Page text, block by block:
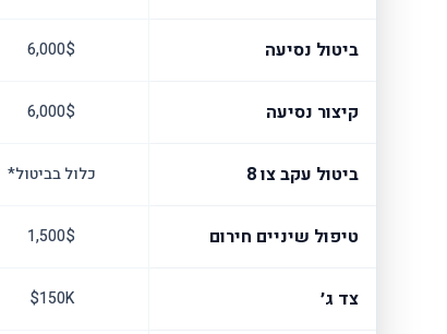
ביטול נסיעה 6,000$
קיצור נסיעה 6,000$
ביטול עקב צו 8 כלול בביטול*
טיפול שיניים חירום 1,500$
צד ג׳ 150K$